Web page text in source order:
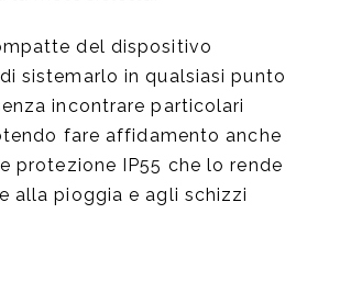
del dispositivo
sistemarlo in qualsiasi punto
incontrare particolari
fare affidamento anche
protezione IP55 che lo rende
alla pioggia e agli schizzi